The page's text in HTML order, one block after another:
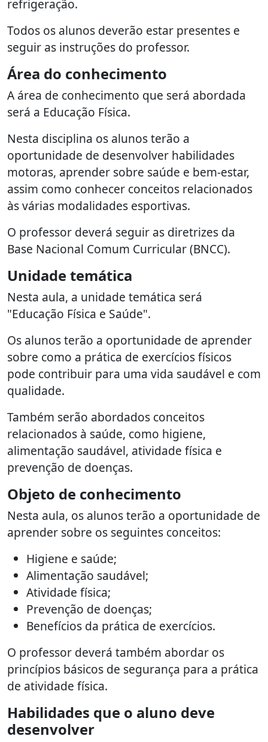
refrigeração.
Todos os alunos deverão estar presentes e
seguir as instruções do professor.
Área do conhecimento
A área de conhecimento que será abordada
será a Educação Física.
Nesta disciplina os alunos terão a
oportunidade de desenvolver habilidades
motoras, aprender sobre saúde e bem-estar,
assim como conhecer conceitos relacionados
às várias modalidades esportivas.
O professor deverá seguir as diretrizes da
Base Nacional Comum Curricular (BNCC).
Unidade temática
Nesta aula, a unidade temática será
"Educação Física e Saúde".
Os alunos terão a oportunidade de aprender
sobre como a prática de exercícios físicos
pode contribuir para uma vida saudável e com
qualidade.
Também serão abordados conceitos
relacionados à saúde, como higiene,
alimentação saudável, atividade física e
prevenção de doenças.
Objeto de conhecimento
Nesta aula, os alunos terão a oportunidade de
aprender sobre os seguintes conceitos:
Higiene e saúde;
Alimentação saudável;
Atividade física;
Prevenção de doenças;
Benefícios da prática de exercícios.
O professor deverá também abordar os
princípios básicos de segurança para a prática
de atividade física.
Habilidades que o aluno deve
desenvolver